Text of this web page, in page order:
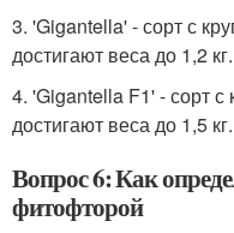
3. 'Gigantella' - сорт с
достигают веса до 1,2 кг.
4. 'Gigantella F1' - сорт
достигают веса до 1,5 кг.
Вопрос 6: Как
фитофторой